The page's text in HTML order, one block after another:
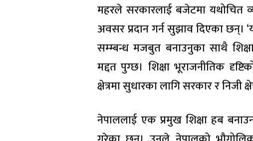
महरले सरकारलाई बजेटमा यथोचित
अवसर प्रदान गर्न सुझाव दिएका छन्।
सम्म्बन्ध मजबुत बनाउनुका साथै शिक्षा
मद्दत पुग्छ। शिक्षा भूराजनीतिक
क्षेत्रमा सुधारका लागि सरकार र
नेपाललाई एक प्रमुख शिक्षा हब